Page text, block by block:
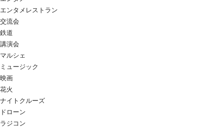
エンタメレストラン
交流会
鉄道
講演会
マルシェ
ミュージック
映画
花火
ナイトクルーズ
ドローン
ラジコン